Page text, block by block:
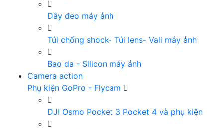
Dây đeo máy ảnh
Túi chống shock- Túi lens- Vali máy ảnh
Bao da - Silicon máy ảnh
Camera action
Phụ kiện GoPro - Flycam
DJI Osmo Pocket 3 Pocket 4 và phụ kiện